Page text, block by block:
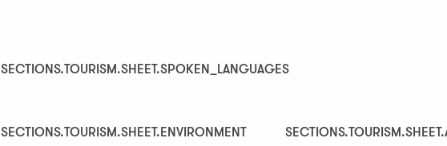
SECTIONS.TOURISM.SHEET.SPOKEN_LANGUAGES
SECTIONS.TOURISM.SHEET.SPOKEN_LANGUAGES
SECTIONS.TOURISM.SHEET.ENVIRONMENT
SECTIONS.TOURISM.SHEET.ENVIRONMENT